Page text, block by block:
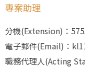
專案助理
分機(Extension)：
電子郵件(Email)：
職務代理人(Acting